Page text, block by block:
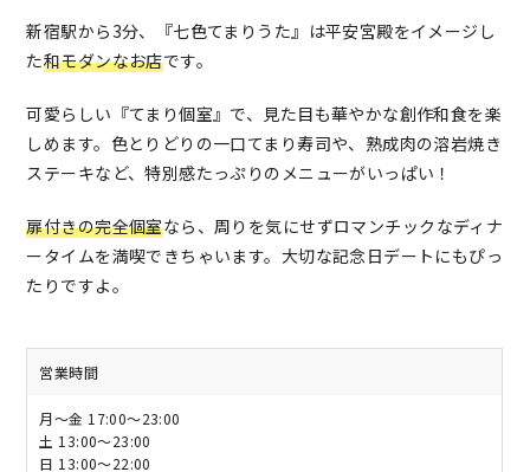
新宿駅から3分、『七色てまりうた』は平安宮殿をイメージし
た和モダンなお店です。
可愛らしい『てまり個室』で、見た目も華やかな創作和食を楽
しめます。色とりどりの一口てまり寿司や、熟成肉の溶岩焼き
ステーキなど、特別感たっぷりのメニューがいっぱい！
扉付きの完全個室なら、周りを気にせずロマンチックなディナ
ータイムを満喫できちゃいます。大切な記念日デートにもぴっ
たりですよ。
営業時間
月～金 17:00～23:00
土 13:00～23:00
日 13:00～22:00